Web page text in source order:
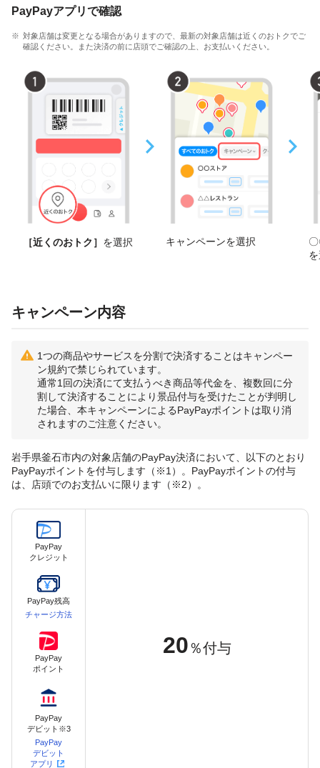
PayPayアプリで確認
対象店舗は変更となる場合がありますので、最新の対象店舗は近くのおトクでご
確認ください。また決済の前に店頭でご確認の上、お支払いください。
［近くのおトク］ を選択 キャンペーンを選択
キャンペーン内容
1つの商品やサービスを分割で決済することはキャンペー
ン規約で禁じられています。
通常1回の決済にて支払うべき商品等代金を、複数回に分
割して決済することにより景品付与を受けたことが判明し
た場合、本キャンペーンによるPayPayポイントは取り消
されますのご注意ください。
岩手県釜石市内の対象店舗のPayPay決済において、以下のとおり
PayPayポイントを付与します（※1）。PayPayポイントの付与
は、店頭でのお支払いに限ります（※2）。
PayPay
クレジット
PayPay残高
チャージ方法
PayPay
ポイント
PayPay
デビット※3
PayPay
デビット
アプリ
20 ％付与